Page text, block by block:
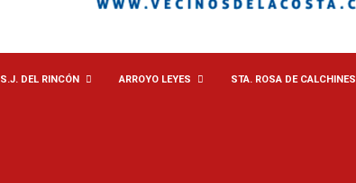
S.J. DEL RINCÓN ARROYO LEYES STA. ROSA DE CALCHINES